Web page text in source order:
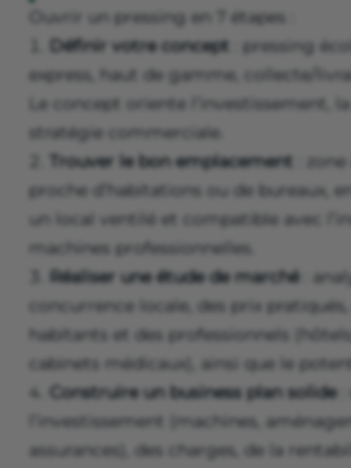
Ouvrir un pressing en 7 étapes :
Définir votre concept : pressing
express, haut de gamme, collecte/
Le concept oriente l’investissement,
stratégie commerciale.
Trouver le bon emplacement :
proche d’habitations ou de bureaux,
un local ventilé et compatible avec
machines professionnelles.
Réaliser une étude de marché :
concurrence locale, des prix
habitants et des professionnels
cabinets médicaux), ainsi que le
Construire un business plan solide:
l’investissement (machines,
assurances), des charges, de la